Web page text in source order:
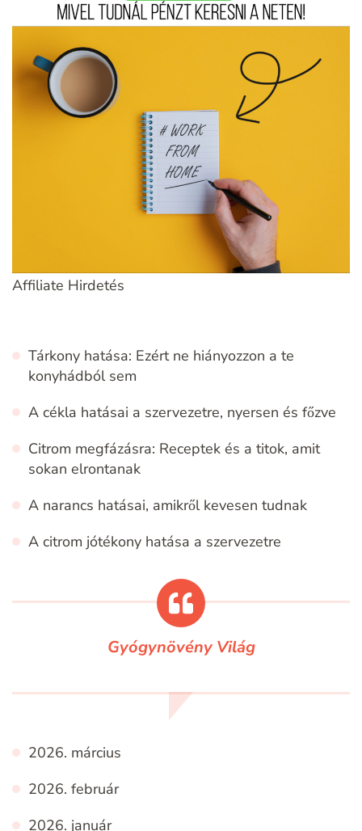
Affiliate Hirdetés
Tárkony hatása: Ezért ne hiányozzon a te
konyhádból sem
A cékla hatásai a szervezetre, nyersen és főzve
Citrom megfázásra: Receptek és a titok, amit
sokan elrontanak
A narancs hatásai, amikről kevesen tudnak
A citrom jótékony hatása a szervezetre
Gyógynövény Világ
2026. március
2026. február
2026. január